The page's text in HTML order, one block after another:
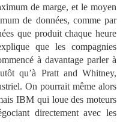
de marge, et le moyen
de données, comme par
que produit chaque heure
que les compagnies
à davantage parler à
qu’à Pratt and Whitney,
On pourrait même alors
IBM qui loue des moteurs
directement avec les